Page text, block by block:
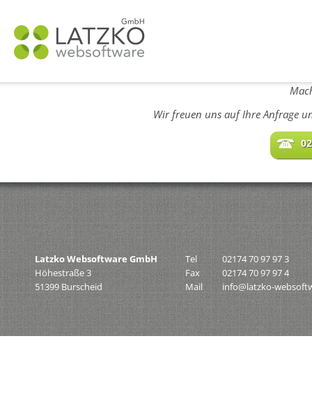
Wir freuen uns auf Ihre Anfrage
Latzko Websoftware GmbH
Höhestraße 3
51399 Burscheid
Tel
02174 70 97 97 3
Fax
02174 70 97 97 4
Mail
info@latzko-